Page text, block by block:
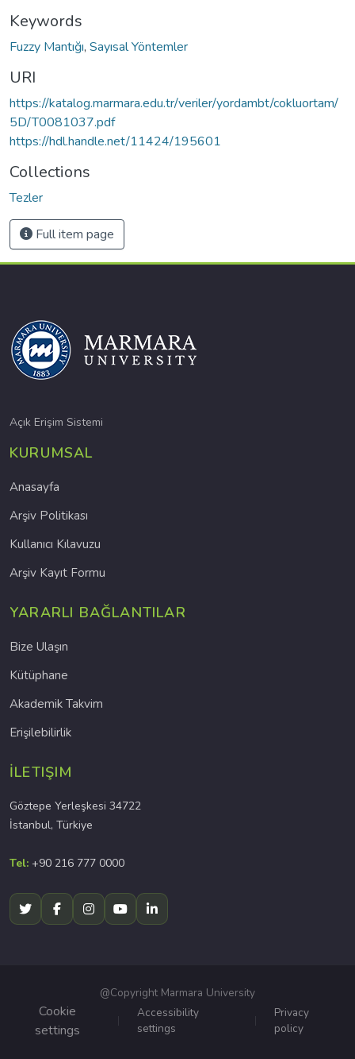
Keywords
Fuzzy Mantığı, Sayısal Yöntemler
URI
https://katalog.marmara.edu.tr/veriler/yordambt/cokluortam/
5D/T0081037.pdf
https://hdl.handle.net/11424/195601
Collections
Tezler
Full item page
Açık Erişim Sistemi
KURUMSAL
Anasayfa
Arşiv Politikası
Kullanıcı Kılavuzu
Arşiv Kayıt Formu
YARARLI BAĞLANTILAR
Bize Ulaşın
Kütüphane
Akademik Takvim
Erişilebilirlik
İLETIŞIM
Göztepe Yerleşkesi 34722
İstanbul, Türkiye
Tel: +90 216 777 0000
@Copyright Marmara University
Cookie
settings
Accessibility
settings
Privacy
policy